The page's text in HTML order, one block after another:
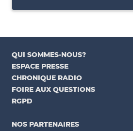
QUI SOMMES-NOUS?
ESPACE PRESSE
CHRONIQUE RADIO
FOIRE AUX QUESTIONS
RGPD
NOS PARTENAIRES